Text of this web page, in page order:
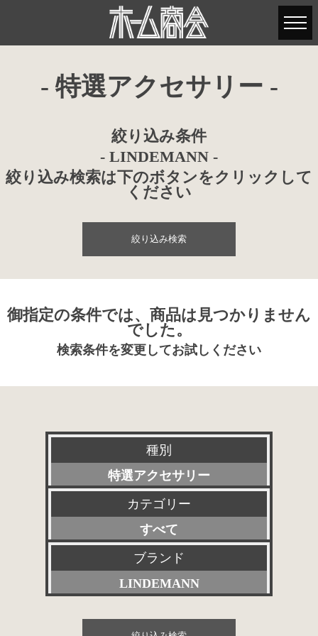
- 特選アクセサリー -
絞り込み条件
- LINDEMANN -
絞り込み検索は下のボタンをクリックして
ください
絞り込み検索
御指定の条件では、商品は見つかりません
でした。
検索条件を変更してお試しください
種別
特選アクセサリー
新品
委託販売品
特価品
その他委託販売品
カテゴリー
すべて
プリアンプ
パワーアンプ
プリメインアンプ
ブランド
LINDEMANN